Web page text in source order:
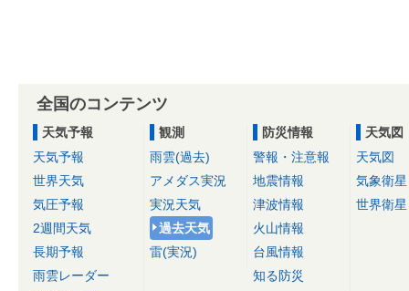
全国のコンテンツ
天気予報
天気予報
世界天気
気圧予報
2週間天気
長期予報
雨雲レーダー
観測
雨雲(過去)
アメダス実況
実況天気
過去天気
雷(実況)
防災情報
警報・注意報
地震情報
津波情報
火山情報
台風情報
知る防災
天気図
天気図
気象衛星
世界衛星